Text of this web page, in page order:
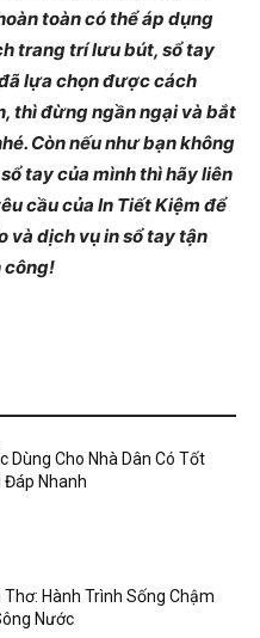
toàn có thể áp dụng
trang trí lưu bút, sổ tay
lựa chọn được cách
thì đừng ngần ngại và bắt
Còn nếu như bạn không
tay của mình thì hãy liên
cầu của In Tiết Kiệm để
và dịch vụ in sổ tay tận
công!
Dùng Cho Nhà Dân Có Tốt
Đáp Nhanh
Thơ: Hành Trình Sống Chậm
Nước